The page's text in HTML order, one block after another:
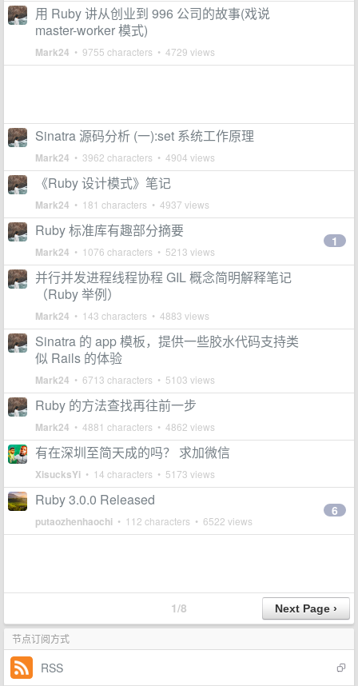
用 Ruby 讲从创业到 996 公司的故事(戏说
master-worker 模式)
Mark24 • 9755 characters • 4729 views
Sinatra 源码分析 (一):set 系统工作原理
Mark24 • 3962 characters • 4904 views
《Ruby 设计模式》笔记
Mark24 • 181 characters • 4937 views
Ruby 标准库有趣部分摘要
Mark24 • 1076 characters • 5213 views
1
并行并发进程线程协程 GIL 概念简明解释笔记
（Ruby 举例）
Mark24 • 143 characters • 4883 views
Sinatra 的 app 模板，提供一些胶水代码支持类
似 Rails 的体验
Mark24 • 6713 characters • 5103 views
Ruby 的方法查找再往前一步
Mark24 • 4881 characters • 4862 views
有在深圳至简天成的吗？ 求加微信
XisucksYi • 14 characters • 5173 views
Ruby 3.0.0 Released
putaozhenhaochi • 112 characters • 6522 views
6
1/8
节点订阅方式
RSS